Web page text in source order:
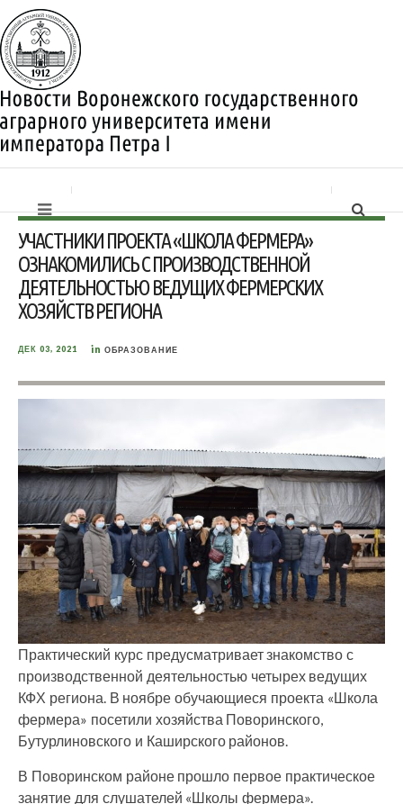
УЧАСТНИКИ ПРОЕКТА «ШКОЛА ФЕРМЕРА»
ОЗНАКОМИЛИСЬ С ПРОИЗВОДСТВЕННОЙ
ДЕЯТЕЛЬНОСТЬЮ ВЕДУЩИХ ФЕРМЕРСКИХ
ХОЗЯЙСТВ РЕГИОНА
ДЕК 03, 2021 in ОБРАЗОВАНИЕ
Практический курс предусматривает знакомство с
производственной деятельностью четырех ведущих
КФХ региона. В ноябре обучающиеся проекта «Школа
фермера» посетили хозяйства Поворинского,
Бутурлиновского и Каширского районов.
В Поворинском районе прошло первое практическое
занятие для слушателей «Школы фермера».